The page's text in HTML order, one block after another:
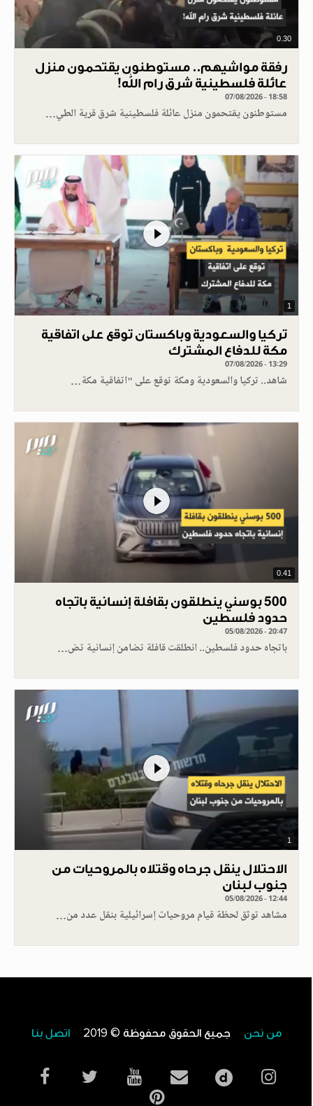
0.30
رفقة مواشيهم.. مستوطنون يقتحمون منزل
عائلة فلسطينية شرق رام الله!
07/08/2026 - 18:58
مستوطنون يقتحمون منزل عائلة فلسطينية شرق قرية الطي…
1
تركيا والسعودية وباكستان توقع على اتفاقية
مكة للدفاع المشترك
07/08/2026 - 13:29
شاهد.. تركيا والسعودية ومكة توقع على "اتفاقية مكة…
0.41
500 بوسني ينطلقون بقافلة إنسانية باتجاه
حدود فلسطين
05/08/2026 - 20:47
باتجاه حدود فلسطين.. انطلقت قافلة تضامن إنسانية تض…
1
الاحتلال ينقل جرحاه وقتلاه بالمروحيات من
جنوب لبنان
05/08/2026 - 12:44
مشاهد توثق لحظة قيام مروحيات إسرائيلية بنقل عدد من…
من نحن جميع الحقوق محفوظة © 2019 اتصل بنا